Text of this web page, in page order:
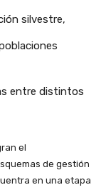
silvestre,
entre distintos
el
de gestión
en una etapa